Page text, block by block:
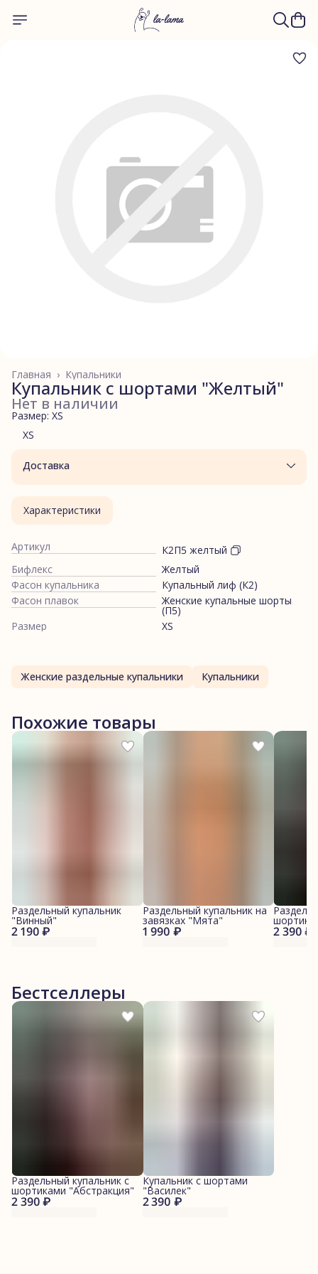
Купальники
Главная ›
Купальник с шортами "Желтый"
Нет в наличии
Размер: XS
XS
Доставка
Характеристики
Артикул
К2П5 желтый
Бифлекс
Желтый
Фасон купальника
Купальный лиф (К2)
Фасон плавок
Женские купальные шорты
(П5)
Размер
XS
Женские раздельные купальники Купальники
Похожие товары
2 190 ₽
Раздельный купальник
"Винный"
1 990 ₽
Раздельный купальник на
завязках "Мята"
2 390 ₽
Бестселлеры
2 390 ₽
Раздельный купальник с
шортиками "Абстракция"
2 390 ₽
Купальник с шортами
"Василек"